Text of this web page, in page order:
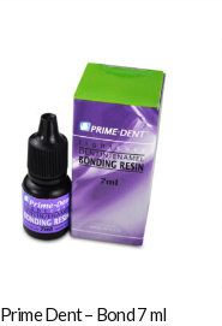
Prime Dent – Bond 7 ml